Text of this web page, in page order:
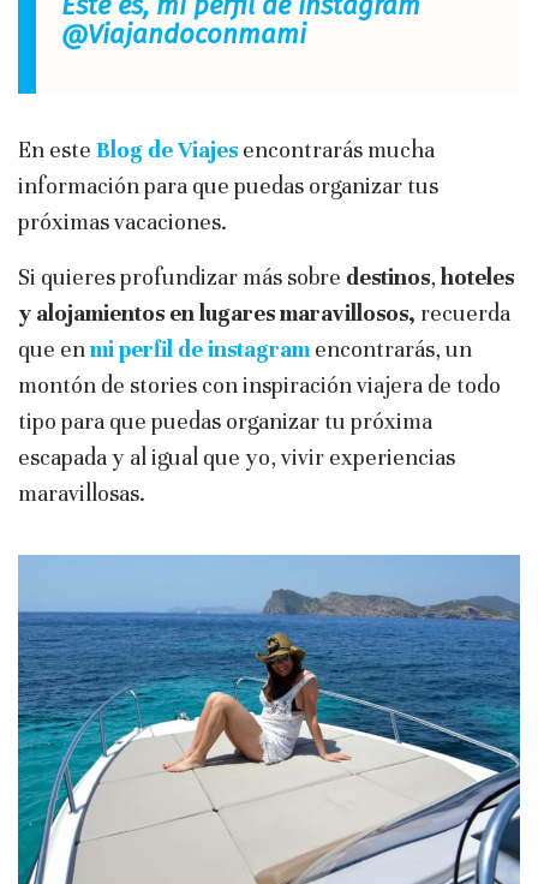
@Viajandoconmami
En este Blog de Viajes encontrarás mucha
información para que puedas organizar tus
próximas vacaciones.
Si quieres profundizar más sobre destinos, hoteles
y alojamientos en lugares maravillosos, recuerda
que enmi perfil de instagramencontrarás, un
montón de stories con inspiración viajera de todo
tipo para que puedas organizar tu próxima
escapada y al igual que yo, vivir experiencias
maravillosas.